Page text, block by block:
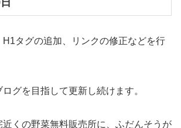
タグの追加、リンクの修正などを行
グを目指して更新し続けます。
くの野菜無料販売所に、ふだんそうが